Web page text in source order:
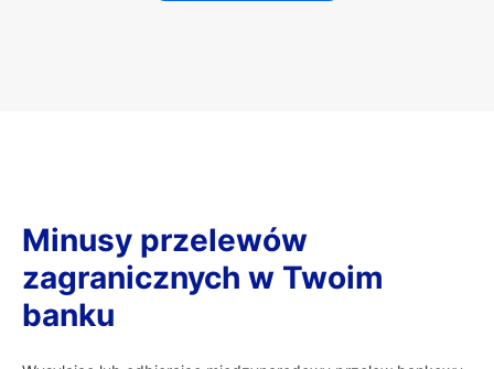
Minusy przelewów
zagranicznych w Twoim
banku